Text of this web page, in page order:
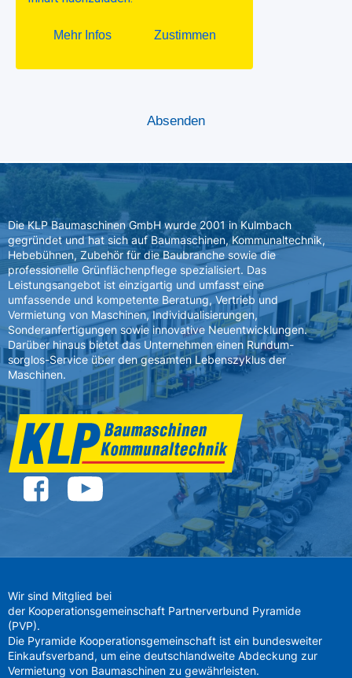
Die KLP Baumaschinen GmbH wurde 2001 in Kulmbach
gegründet und hat sich auf Baumaschinen, Kommunaltechnik,
Hebebühnen, Zubehör für die Baubranche sowie die
professionelle Grünflächenpflege spezialisiert. Das
Leistungsangebot ist einzigartig und umfasst eine
umfassende und kompetente Beratung, Vertrieb und
Vermietung von Maschinen, Individualisierungen,
Sonderanfertigungen sowie innovative Neuentwicklungen.
Darüber hinaus bietet das Unternehmen einen Rundum-
sorglos-Service über den gesamten Lebenszyklus der
Maschinen.
Wir sind Mitglied bei
der Kooperationsgemeinschaft Partnerverbund Pyramide
(PVP).
Die Pyramide Kooperationsgemeinschaft ist ein bundesweiter
Einkaufsverband, um eine deutschlandweite Abdeckung zur
Vermietung von Baumaschinen zu gewährleisten.